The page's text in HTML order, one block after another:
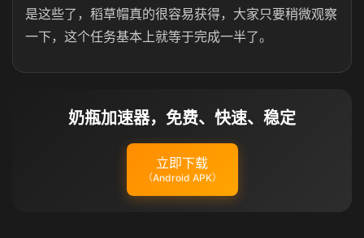
是这些了，稻草帽真的很容易获得，大家只要稍微观察
一下，这个任务基本上就等于完成一半了。
奶瓶加速器，免费、快速、稳定
立即下载
（Android APK）